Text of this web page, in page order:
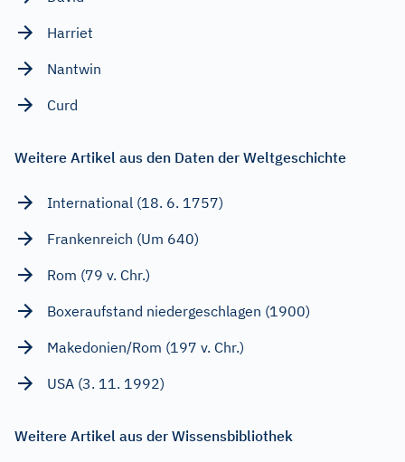
Harriet
Nantwin
Curd
Weitere Artikel aus den Daten der Weltgeschichte
International (18. 6. 1757)
Frankenreich (Um 640)
Rom (79 v. Chr.)
Boxeraufstand niedergeschlagen (1900)
Makedonien/Rom (197 v. Chr.)
USA (3. 11. 1992)
Weitere Artikel aus der Wissensbibliothek